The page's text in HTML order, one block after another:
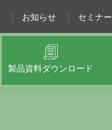
お知らせ セミナー
製品資料ダウンロード